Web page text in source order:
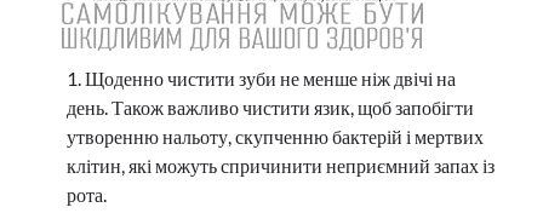
Щоденно чистити зуби не менше ніж двічі на
день. Також важливо чистити язик, щоб запобігти
утворенню нальоту, скупченню бактерій і мертвих
клітин, які можуть спричинити неприємний запах із
рота.